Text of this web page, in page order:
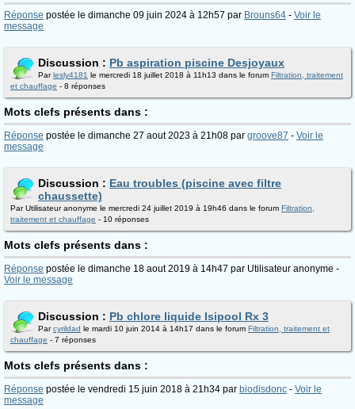
Réponse postée le dimanche 09 juin 2024 à 12h57 par Brouns64 - Voir le
message
Discussion : Pb aspiration piscine Desjoyaux
Parlesly4181 le mercredi 18 juillet 2018 à 11h13 dans le forum Filtration, traitement
et chauffage - 8 réponses
Mots clefs présents dans :
Réponse postée le dimanche 27 aout 2023 à 21h08 par groove87 - Voir le
message
Discussion : Eau troubles (piscine avec filtre
chaussette)
Par Utilisateur anonyme le mercredi 24 juillet 2019 à 19h46 dans le forum Filtration,
traitement et chauffage - 10 réponses
Mots clefs présents dans :
Réponse postée le dimanche 18 aout 2019 à 14h47 par Utilisateur anonyme -
Voir le message
Discussion : Pb chlore liquide Isipool Rx 3
Parcyrildad le mardi 10 juin 2014 à 14h17 dans le forum Filtration, traitement et
chauffage - 7 réponses
Mots clefs présents dans :
Réponse postée le vendredi 15 juin 2018 à 21h34 par biodisdonc - Voir le
message